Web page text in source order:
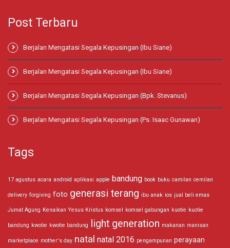
Post Terbaru
Berjalan Mengatasi Segala Kepusingan (Ibu Siane)
Berjalan Mengatasi Segala Kepusingan (Ibu Siane)
Berjalan Mengatasi Segala Kepusingan (Bpk. Stevanus)
Berjalan Mengatasi Segala Kepusingan (Ps. Isaac Gunawan)
Tags
17 agustus acara android aplikasi apple bandung book buku camilan cemilan
delivery forgiving foto generasi terang ibu anak ios jual beli emas
Jumat Agung Kenaikan Yesus Kristus komsel komsel gabungan kuotie kuotie
bandung kwotie kwotie bandung light generation makanan manisan
marketplace mother's day natal natal 2016 pengampunan perayaan